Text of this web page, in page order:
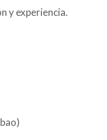
y experiencia.